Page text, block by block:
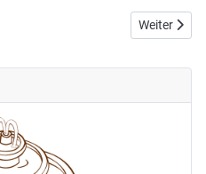
Nächster
Weiter